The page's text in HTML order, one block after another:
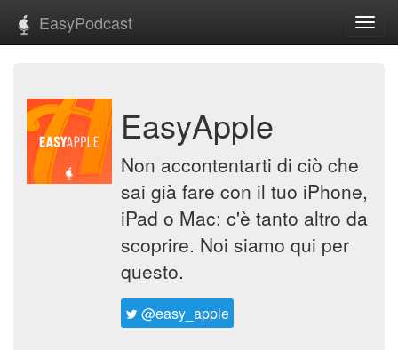
EasyPodcast
EasyApple
Non accontentarti di ciò che
sai già fare con il tuo iPhone,
iPad o Mac: c'è tanto altro da
scoprire. Noi siamo qui per
questo.
@easy_apple